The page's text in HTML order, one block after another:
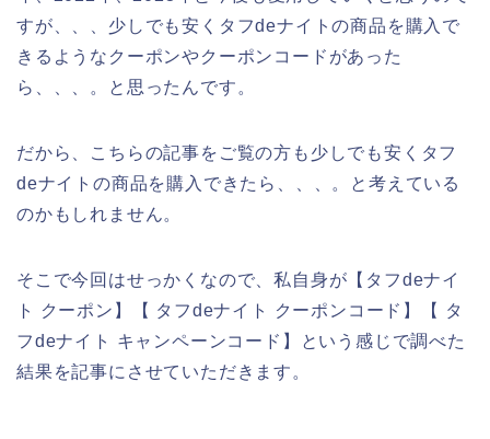
すが、、、少しでも安くタフdeナイトの商品を購入で
きるようなクーポンやクーポンコードがあった
ら、、、。と思ったんです。
だから、こちらの記事をご覧の方も少しでも安くタフ
deナイトの商品を購入できたら、、、。と考えている
のかもしれません。
そこで今回はせっかくなので、私自身が【タフdeナイ
ト クーポン】【 タフdeナイト クーポンコード】【 タ
フdeナイト キャンペーンコード】という感じで調べた
結果を記事にさせていただきます。